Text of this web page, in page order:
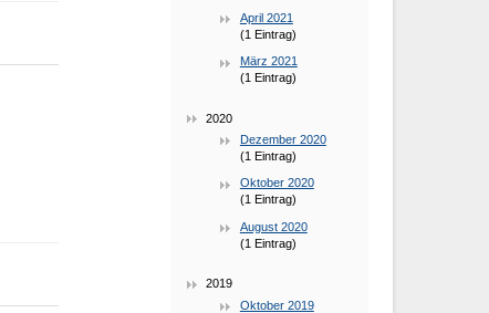
April 2021
(1 Eintrag)
März 2021
(1 Eintrag)
2020
Dezember 2020
(1 Eintrag)
Oktober 2020
(1 Eintrag)
August 2020
(1 Eintrag)
2019
Oktober 2019